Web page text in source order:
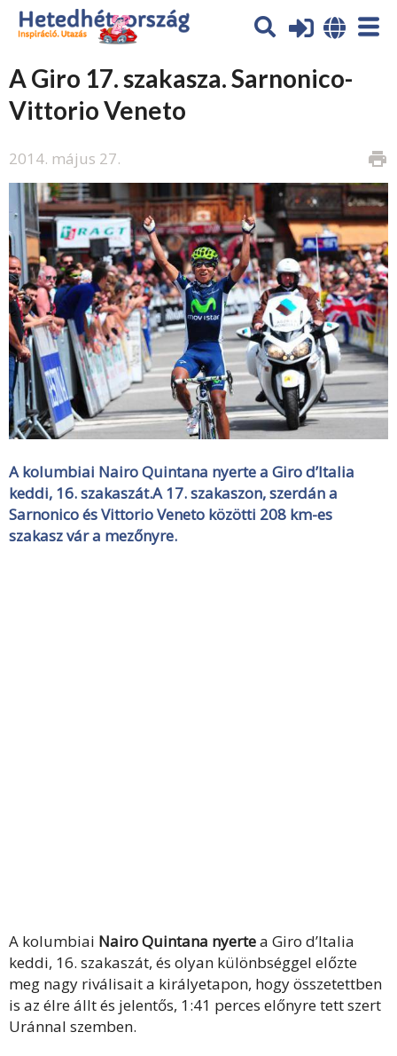
A Giro 17. szakasza. Sarnonico-
Vittorio Veneto
2014. május 27. print
A kolumbiai Nairo Quintana nyerte a Giro d’Italia
keddi, 16. szakaszát.A 17. szakaszon, szerdán a
Sarnonico és Vittorio Veneto közötti 208 km-es
szakasz vár a mezőnyre.
A kolumbiai Nairo Quintana nyertea Giro d’Italia
keddi, 16. szakaszát, és olyan különbséggel előzte
meg nagy riválisait a királyetapon, hogy összetettben
is az élre állt és jelentős, 1:41 perces előnyre tett szert
Uránnal szemben.